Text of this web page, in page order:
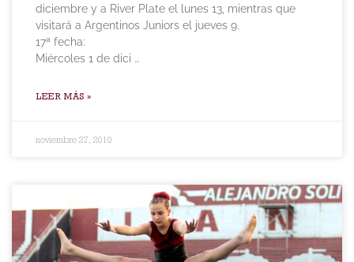
diciembre y a River Plate el lunes 13, mientras que
visitará a Argentinos Juniors el jueves 9.
17ª fecha:
Miércoles 1 de dici …
LEER MÁS »
noviembre 27, 2010